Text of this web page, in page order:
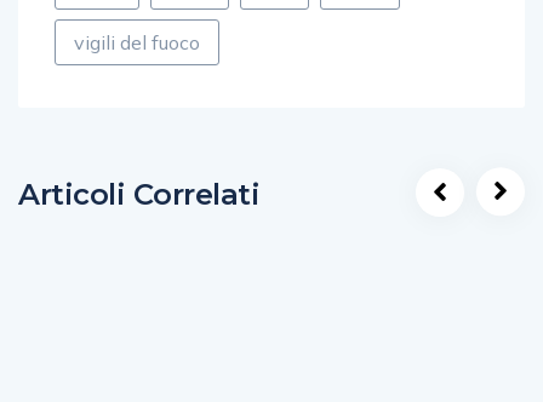
vigili del fuoco
Articoli Correlati